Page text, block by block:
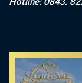
Hotline: 0843.